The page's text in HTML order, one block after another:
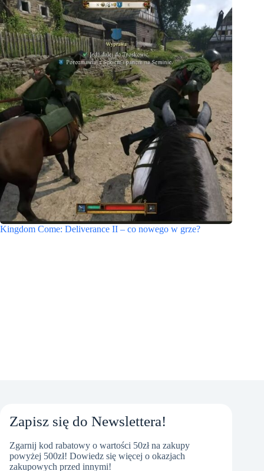
Kingdom Come: Deliverance II – co nowego w grze?
Zapisz się do Newslettera!
Zgarnij kod rabatowy o wartości 50zł na zakupy
powyżej 500zł! Dowiedz się więcej o okazjach
zakupowych przed innymi!